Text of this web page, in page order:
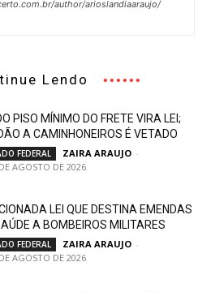
author/arioslandiaaraujo/
Lendo
PISO MÍNIMO DO FRETE VIRA LEI;
A CAMINHONEIROS É VETADO
FEDERAL ZAIRA ARAUJO -
AGOSTO DE 2026
LEI QUE DESTINA EMENDAS
A BOMBEIROS MILITARES
FEDERAL ZAIRA ARAUJO -
AGOSTO DE 2026